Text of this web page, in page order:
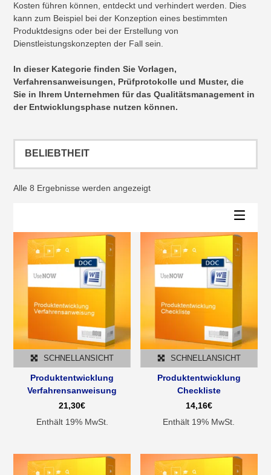
Kosten führen können, entdeckt und verhindert werden. Dies
kann zum Beispiel bei der Konzeption eines bestimmten
Produktdesigns oder bei der Erstellung von
Dienstleistungskonzepten der Fall sein.
In dieser Kategorie finden Sie Vorlagen,
Verfahrensanweisungen, Prüfprotokolle und Muster, die
Sie in Ihrem Unternehmen für das Qualitätsmanagement in
der Entwicklungsphase nutzen können.
Alle 8 Ergebnisse werden angezeigtNach
SCHNELLANSICHT
Produktentwicklung
Verfahrensanweisung
21,30€
Enthält 19% MwSt.
SCHNELLANSICHT
Produktentwicklung
Checkliste
14,16€
Enthält 19% MwSt.